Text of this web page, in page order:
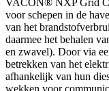
voor schepen in de
van het
daarmee het behalen
en zwavel). Door via
betrekken van het
afhankelijk van hun
wekken voor